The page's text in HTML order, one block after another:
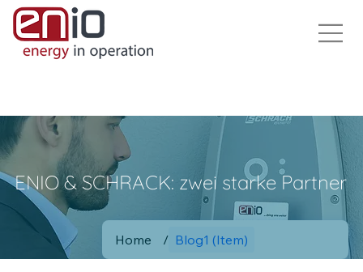
ENIO & SCHRACK: zwei starke Partner
Home / Blog1 (Item)